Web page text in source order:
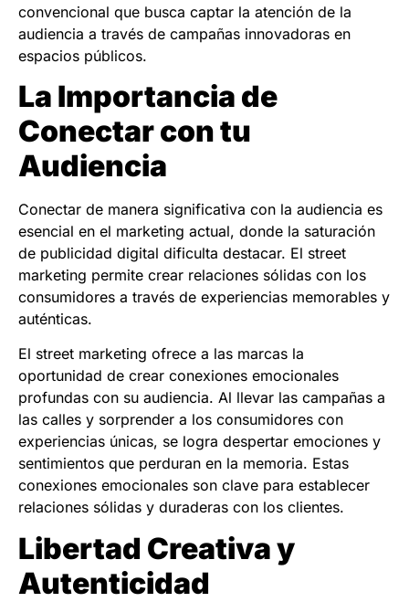
convencional que busca captar la atención de la
audiencia a través de campañas innovadoras en
espacios públicos.
La Importancia de
Conectar con tu
Audiencia
Conectar de manera significativa con la audiencia es
esencial en el marketing actual, donde la saturación
de publicidad digital dificulta destacar. El street
marketing permite crear relaciones sólidas con los
consumidores a través de experiencias memorables y
auténticas.
El street marketing ofrece a las marcas la
oportunidad de crear conexiones emocionales
profundas con su audiencia. Al llevar las campañas a
las calles y sorprender a los consumidores con
experiencias únicas, se logra despertar emociones y
sentimientos que perduran en la memoria. Estas
conexiones emocionales son clave para establecer
relaciones sólidas y duraderas con los clientes.
Libertad Creativa y
Autenticidad